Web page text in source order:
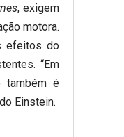
, exigem
motora.
efeitos do
“Em
também é
Einstein.